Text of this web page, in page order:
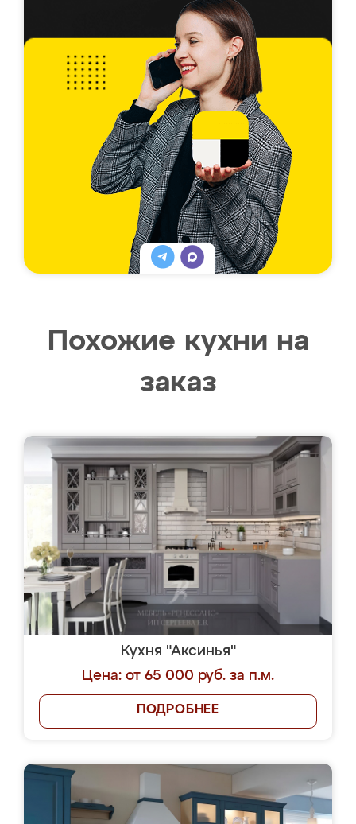
Похожие кухни на
заказ
Кухня "Аксинья"
Цена: от 65 000 руб. за п.м.
ПОДРОБНЕЕ